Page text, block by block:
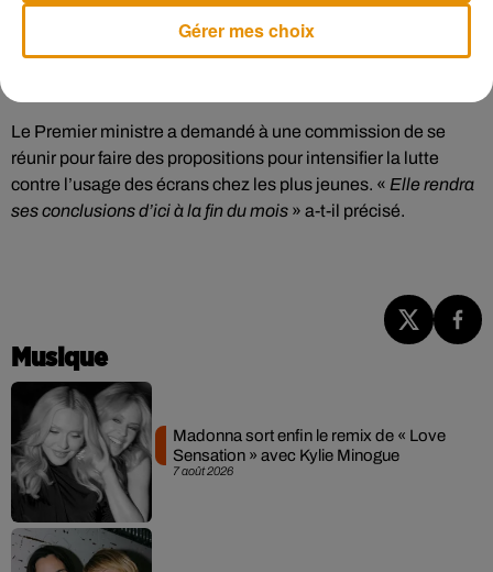
Lutter contre l’addiction aux écrans
Le Premier ministre a demandé à une commission de se
réunir pour faire des propositions pour intensifier la lutte
contre l’usage des écrans chez les plus jeunes. « Elle rendra
ses conclusions d’ici à la fin du mois » a-t-il précisé.
Musique
7 août 2026
Madonna sort enfin le remix de « Love
Sensation » avec Kylie Minogue
Gérer mes choix